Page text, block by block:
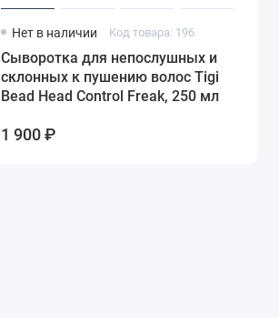
Нет в наличии Код товара: 196
Сыворотка для непослушных и
склонных к пушению волос Tigi
Bead Head Control Freak, 250 мл
1 900 ₽